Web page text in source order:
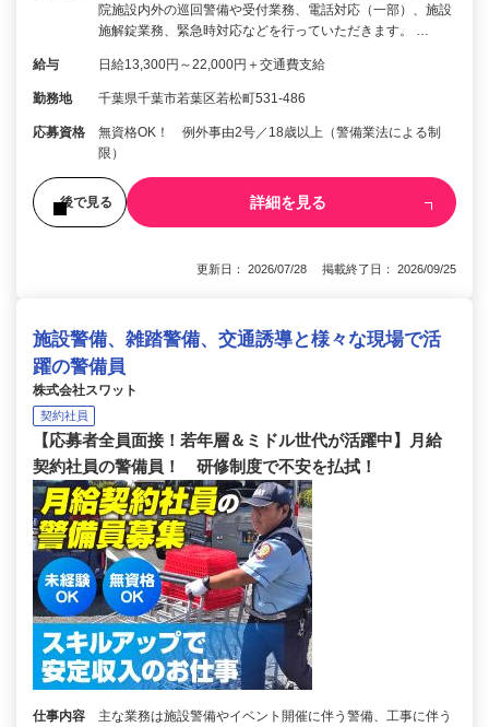
院施設内外の巡回警備や受付業務、電話対応（一部）、施設
施解錠業務、緊急時対応などを行っていただきます。 …
給与 日給13,300円～22,000円＋交通費支給
勤務地 千葉県千葉市若葉区若松町531-486
応募資格
無資格OK！ 例外事由2号／18歳以上（警備業法による制
限）
後で見る 詳細を見る
更新日： 2026/07/28 掲載終了日： 2026/09/25
施設警備、雑踏警備、交通誘導と様々な現場で活
躍の警備員
株式会社スワット
契約社員
【応募者全員面接！若年層＆ミドル世代が活躍中】月給
契約社員の警備員！ 研修制度で不安を払拭！
仕事内容
主な業務は施設警備やイベント開催に伴う警備、工事に伴う